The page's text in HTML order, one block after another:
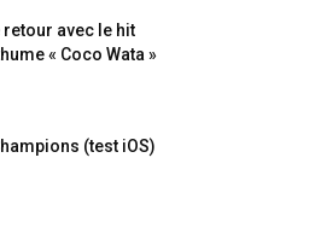
retour avec le hit
« Coco Wata »
(test iOS)